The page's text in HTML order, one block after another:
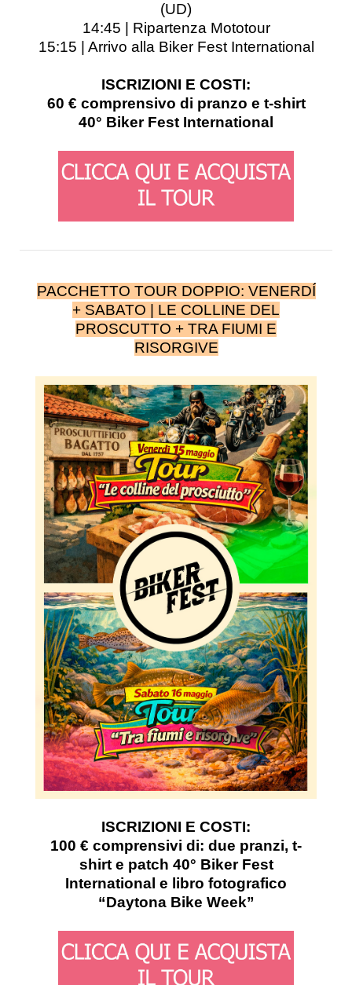
(UD)
14:45 | Ripartenza Mototour
15:15 | Arrivo alla Biker Fest International
ISCRIZIONI E COSTI:
60 € comprensivo di pranzo e t-shirt
40° Biker Fest International
PACCHETTO TOUR DOPPIO: VENERDÍ
+ SABATO | LE COLLINE DEL
PROSCUTTO + TRA FIUMI E
RISORGIVE
ISCRIZIONI E COSTI:
100 € comprensivi di: due pranzi, t-
shirt e patch 40° Biker Fest
International e libro fotografico
“Daytona Bike Week”